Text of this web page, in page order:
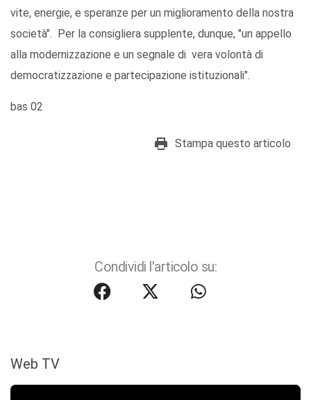
vite, energie, e speranze per un miglioramento della nostra
società". Per la consigliera supplente, dunque, "un appello
alla modernizzazione e un segnale di vera volontà di
democratizzazione e partecipazione istituzionali".
bas 02
Stampa questo articolo
Condividi l'articolo su:
Web TV